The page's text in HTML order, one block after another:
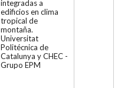
integradas a
edificios en clima
tropical de
montaña.
Universitat
Politécnica de
Catalunya y CHEC -
Grupo EPM